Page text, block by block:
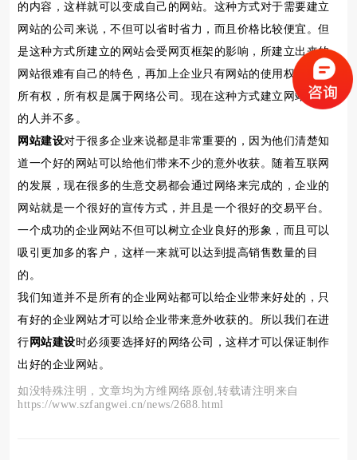
的内容，这样就可以变成自己的网站。这种方式对于需要建立
网站的公司来说，不但可以省时省力，而且价格比较便宜。但
是这种方式所建立的网站会受网页框架的影响，所建立出来的
网站很难有自己的特色，再加上企业只有网站的使用权，并没
所有权，所有权是属于网络公司。现在这种方式建立网站选择
的人并不多。
网站建设对于很多企业来说都是非常重要的，因为他们清楚知
道一个好的网站可以给他们带来不少的意外收获。随着互联网
的发展，现在很多的生意交易都会通过网络来完成的，企业的
网站就是一个很好的宣传方式，并且是一个很好的交易平台。
一个成功的企业网站不但可以树立企业良好的形象，而且可以
吸引更加多的客户，这样一来就可以达到提高销售数量的目
的。
我们知道并不是所有的企业网站都可以给企业带来好处的，只
有好的企业网站才可以给企业带来意外收获的。所以我们在进
行 网站建设时必须要选择好的网络公司，这样才可以保证制作
出好的企业网站。
如没特殊注明，文章均为方维网络原创,转载请注明来自
https://www.szfangwei.cn/news/2688.html